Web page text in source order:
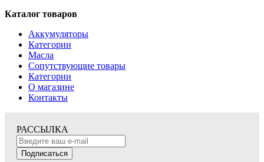
Каталог товаров
Аккумуляторы
Категории
Масла
Сопутствующие товары
Категории
О магазине
Контакты
РАССЫЛКА
Подписаться